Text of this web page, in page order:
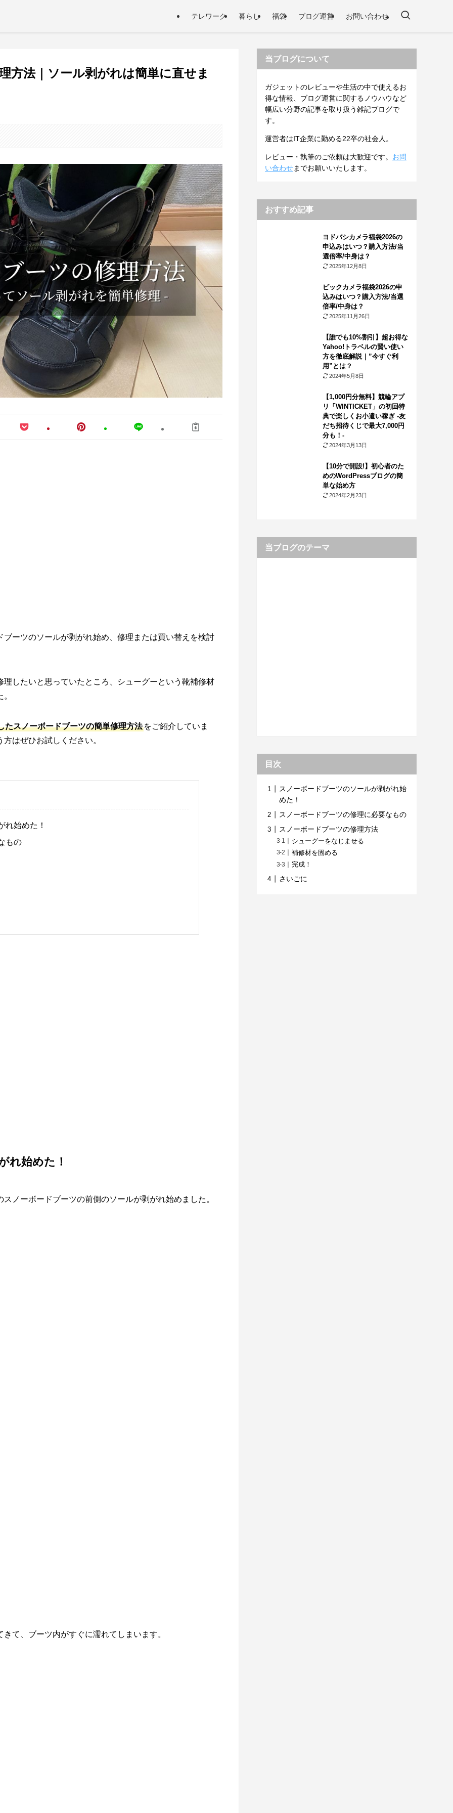
テレワーク 暮らし 福袋 ブログ運営 お問い合わせ
方法｜ソール剥がれは簡単に直せま
ーツのソールが剥がれ始め、修理または買い替えを検討
したいと思っていたところ、シューグーという靴補修材
たスノーボードブーツの簡単修理方法 をご紹介していま
はぜひお試しください。
れ始めた！
もの
れ始めた！
ノーボードブーツの前側のソールが剥がれ始めました。
て、ブーツ内がすぐに濡れてしまいます。
当ブログについて
ガジェットのレビューや生活の中で使えるお
得な情報、ブログ運営に関するノウハウなど
幅広い分野の記事を取り扱う雑記ブログで
す。
運営者はIT企業に勤める22卒の社会人。
レビュー・執筆のご依頼は大歓迎です。 お問
い合わせまでお願いいたします。
おすすめ記事
ヨドバシカメラ福袋2026の
申込みはいつ？購入方法/当
選倍率/中身は？
2025年12月8日
ビックカメラ福袋2026の申
込みはいつ？購入方法/当選
倍率/中身は？
2025年11月26日
【誰でも10%割引】超お得な
Yahoo!トラベルの賢い使い
方を徹底解説｜”今すぐ利
用”とは？
2024年5月8日
【1,000円分無料】競輪アプ
リ「WINTICKET」の初回特
典で楽しくお小遣い稼ぎ -友
だち招待くじで最大7,000円
分も！-
2024年3月13日
【10分で開設!】初心者のた
めのWordPressブログの簡
単な始め方
2024年2月23日
当ブログのテーマ
目次
スノーボードブーツのソールが剥がれ始
めた！
スノーボードブーツの修理に必要なもの
スノーボードブーツの修理方法
シューグーをなじませる
補修材を固める
完成！
さいごに